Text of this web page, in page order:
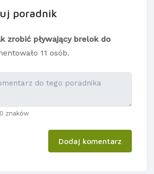
poradnik
zrobić pływający brelok do
11 osób.
znaków
Dodaj komentarz